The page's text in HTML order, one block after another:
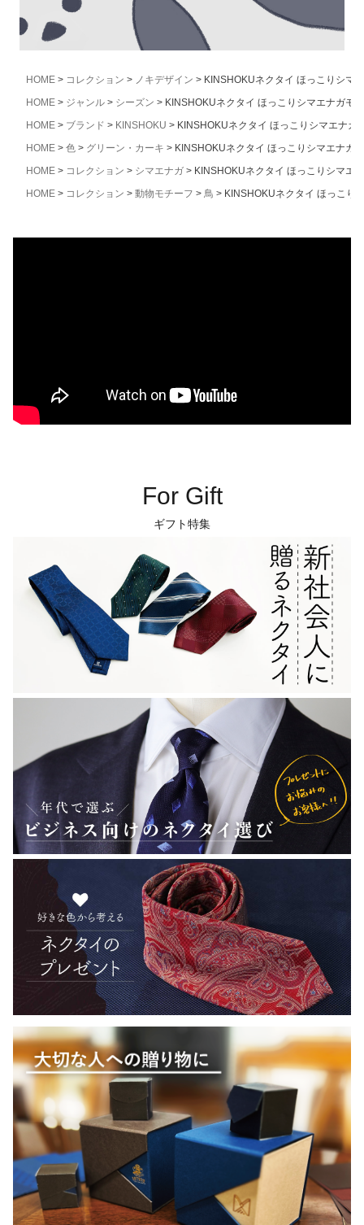
HOME コレクション ノキデザイン
KINSHOKUネクタイ ほっこりシマ
HOME
ジャンル シーズン
KINSHOKUネクタイ ほっこりシマエナガモ
HOME
ブランド KINSHOKU
KINSHOKUネクタイ ほっこりシマエナガ
HOME
色 グリーン・カーキ
KINSHOKUネクタイ ほっこりシマエナガ
HOME
コレクション シマエナガ
KINSHOKUネクタイ ほっこりシマエ
HOME
コレクション 動物モチーフ 鳥 KINSHOKUネクタイ ほっこり
For Gift
ギフト特集